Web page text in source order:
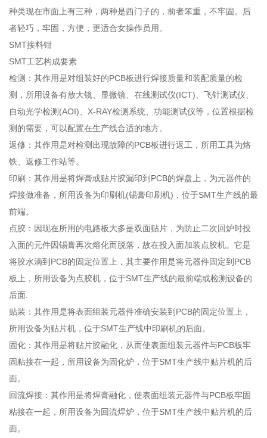
种类现在市面上有三种，两种是西门子的，前者笨重，不牢固。后
者轻巧，牢固，方便，更适合女操作员用。
SMT接料钳
SMT工艺构成要素
检测：其作用是对组装好的PCB板进行焊接质量和装配质量的检
测，所用设备有放大镜、显微镜、在线测试仪(ICT)、飞针测试仪、
自动光学检测(AOI)、X-RAY检测系统、功能测试仪等，位置根据检
测的需要，可以配置在生产线合适的地方。
返修：其作用是对检测出现故障的PCB板进行返工，所用工具为烙
铁、返修工作站等。
印刷：其作用是将焊膏或贴片胶漏印到PCB的焊盘上，为元器件的
焊接做准备，所用设备为印刷机(锡膏印刷机)，位于SMT生产线的最
前端。
点胶：因现在所用的电路板大多是双面贴片，为防止二次回炉时投
入面的元件因锡膏再次熔化而脱落，故在投入面加装点胶机。它是
将胶水滴到PCB的固定位置上，其主要作用是将元器件固定到PCB
板上，所用设备为点胶机，位于SMT生产线的最前端或检测设备的
后面.
贴装：其作用是将表面组装元器件准确安装到PCB的固定位置上，
所用设备为贴片机，位于SMT生产线中印刷机的后面。
固化：其作用是将贴片胶融化，从而使表面组装元器件与PCB板牢
固粘接在一起，所用设备为固化炉，位于SMT生产线中贴片机的后
面。
回流焊接：其作用是将焊膏融化，使表面组装元器件与PCB板牢固
粘接在一起，所用设备为回流焊炉，位于SMT生产线中贴片机的后
面。